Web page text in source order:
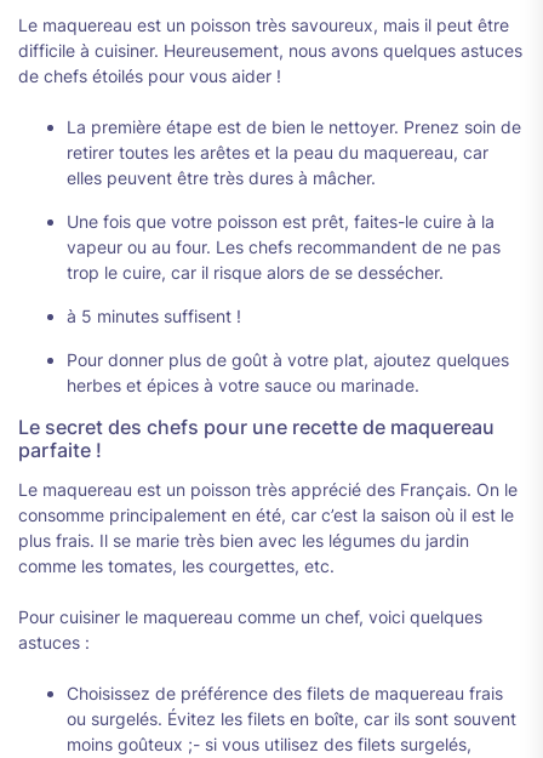
Le maquereau est un poisson très savoureux, mais il peut être
difficile à cuisiner. Heureusement, nous avons quelques astuces
de chefs étoilés pour vous aider !
La première étape est de bien le nettoyer. Prenez soin de
retirer toutes les arêtes et la peau du maquereau, car
elles peuvent être très dures à mâcher.
Une fois que votre poisson est prêt, faites-le cuire à la
vapeur ou au four. Les chefs recommandent de ne pas
trop le cuire, car il risque alors de se dessécher.
à 5 minutes suffisent !
Pour donner plus de goût à votre plat, ajoutez quelques
herbes et épices à votre sauce ou marinade.
Le secret des chefs pour une recette de maquereau
parfaite !
Le maquereau est un poisson très apprécié des Français. On le
consomme principalement en été, car c’est la saison où il est le
plus frais. Il se marie très bien avec les légumes du jardin
comme les tomates, les courgettes, etc.
Pour cuisiner le maquereau comme un chef, voici quelques
astuces :
Choisissez de préférence des filets de maquereau frais
ou surgelés. Évitez les filets en boîte, car ils sont souvent
moins goûteux ;- si vous utilisez des filets surgelés,